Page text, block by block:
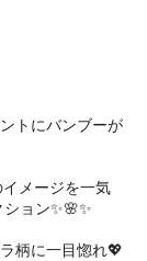
トにバンブーが
メージを一気
ョン✨🌸✨
柄に一目惚れ💖